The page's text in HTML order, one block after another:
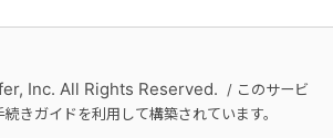
Inc. All Rights Reserved. / このサービ
きガイドを利用して構築されています。